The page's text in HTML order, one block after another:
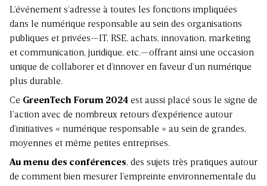
L’événement s’adresse à toutes les fonctions impliquées
dans le numérique responsable au sein des organisations
publiques et privées—IT, RSE, achats, innovation, marketing
et communication, juridique, etc.—offrant ainsi une occasion
unique de collaborer et d’innover en faveur d’un numérique
plus durable.
Ce GreenTech Forum 2024 est aussi placé sous le signe de
l’action avec de nombreux retours d’expérience autour
d’initiatives « numérique responsable » au sein de grandes,
moyennes et même petites entreprises.
Au menu des conférences, des sujets très pratiques autour
de comment bien mesurer l’empreinte environnementale du